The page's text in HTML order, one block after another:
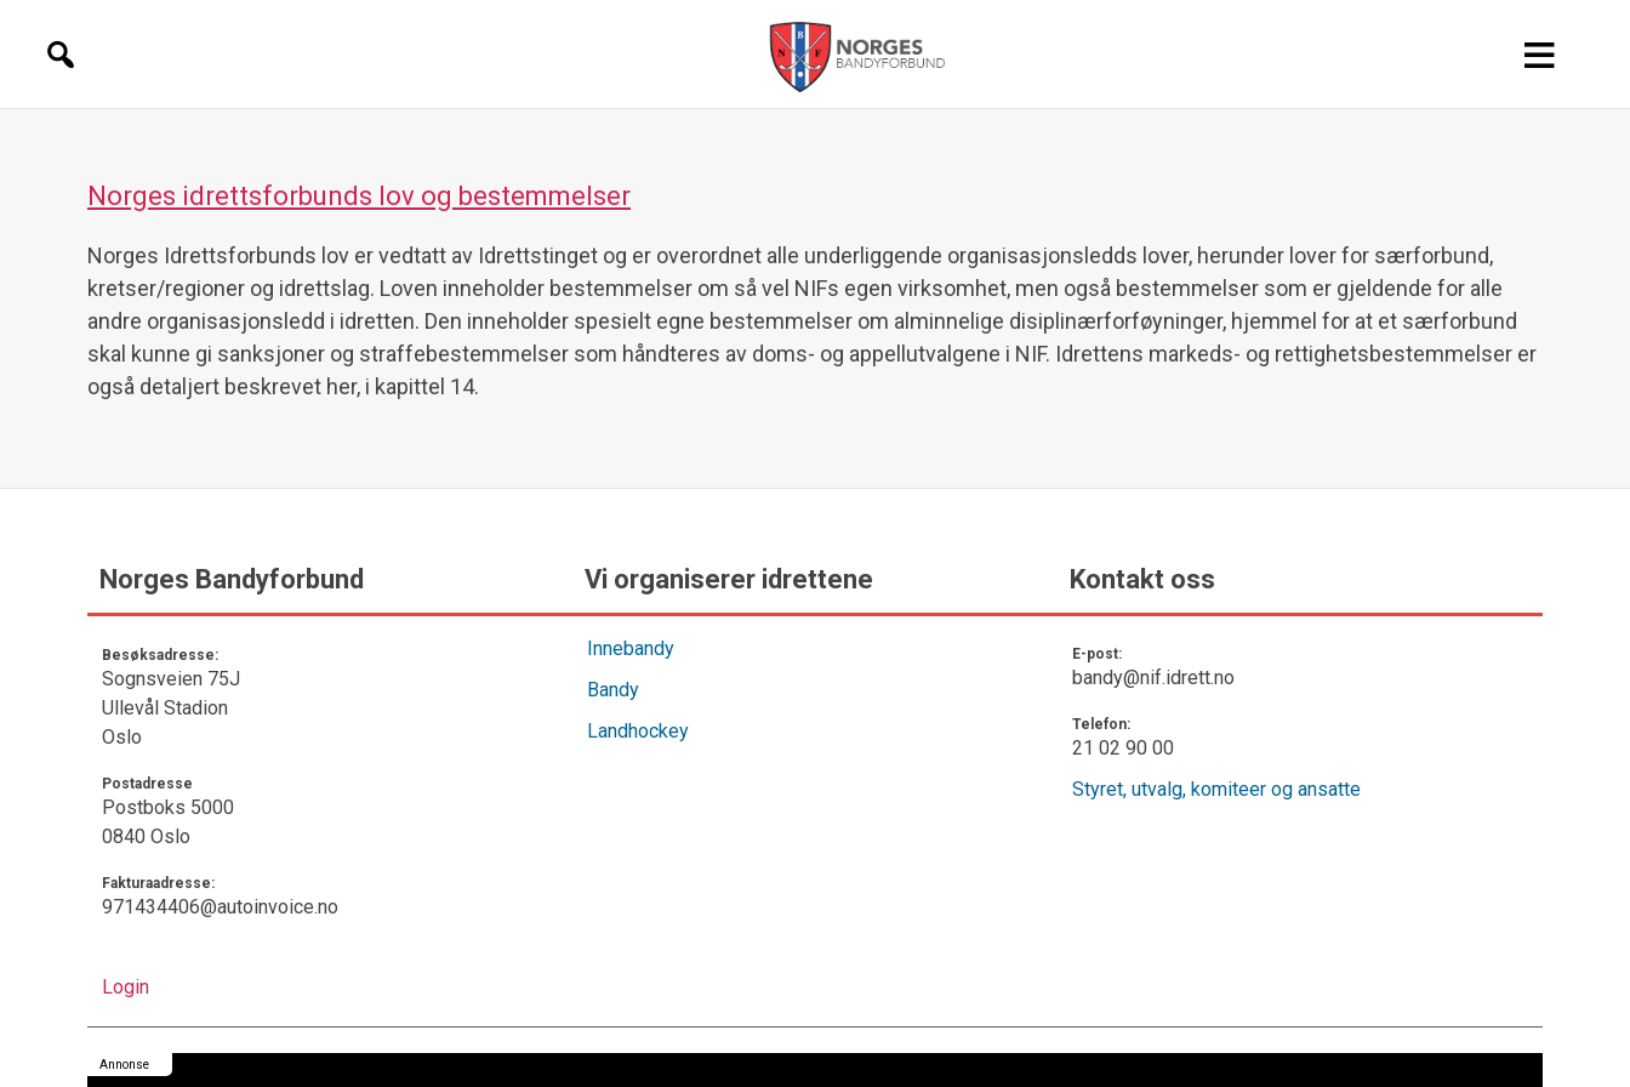
Norges idrettsforbunds lov og bestemmelser
Norges Idrettsforbunds lov er vedtatt av Idrettstinget og er overordnet alle underliggende organisasjonsledds lover, herunder lover for særforbund,
kretser/regioner og idrettslag. Loven inneholder bestemmelser om så vel NIFs egen virksomhet, men også bestemmelser som er gjeldende for alle
andre organisasjonsledd i idretten. Den inneholder spesielt egne bestemmelser om alminnelige disiplinærforføyninger, hjemmel for at et særforbund
skal kunne gi sanksjoner og straffebestemmelser som håndteres av doms- og appellutvalgene i NIF. Idrettens markeds- og rettighetsbestemmelser er
også detaljert beskrevet her, i kapittel 14.
Norges Bandyforbund
Besøksadresse:
Sognsveien 75J
Ullevål Stadion
Oslo
Postadresse
Postboks 5000
0840 Oslo
Fakturaadresse:
971434406@autoinvoice.no
Vi organiserer idrettene
Innebandy
Bandy
Landhockey
Kontakt oss
E-post:
bandy@nif.idrett.no
Telefon:
21 02 90 00
Styret, utvalg, komiteer og ansatte
Login
Annonse